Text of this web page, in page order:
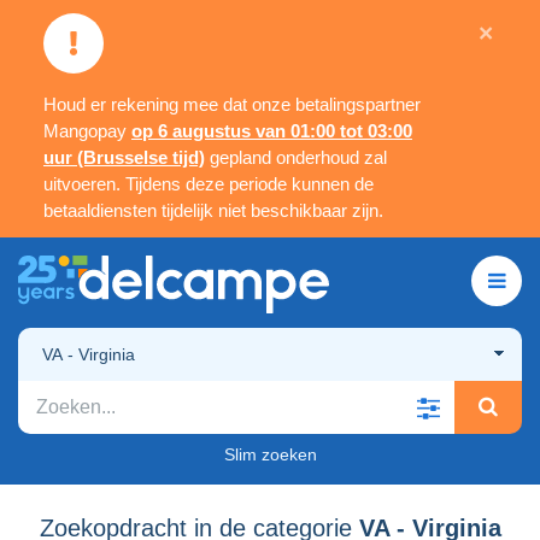
Houd er rekening mee dat onze betalingspartner
Mangopay op 6 augustus van 01:00 tot 03:00
uur (Brusselse tijd) gepland onderhoud zal
uitvoeren. Tijdens deze periode kunnen de
betaaldiensten tijdelijk niet beschikbaar zijn.
×
VA - Virginia
Slim zoeken
Zoekopdracht in de categorie VA - Virginia